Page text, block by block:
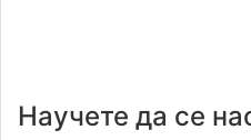
Научете да се